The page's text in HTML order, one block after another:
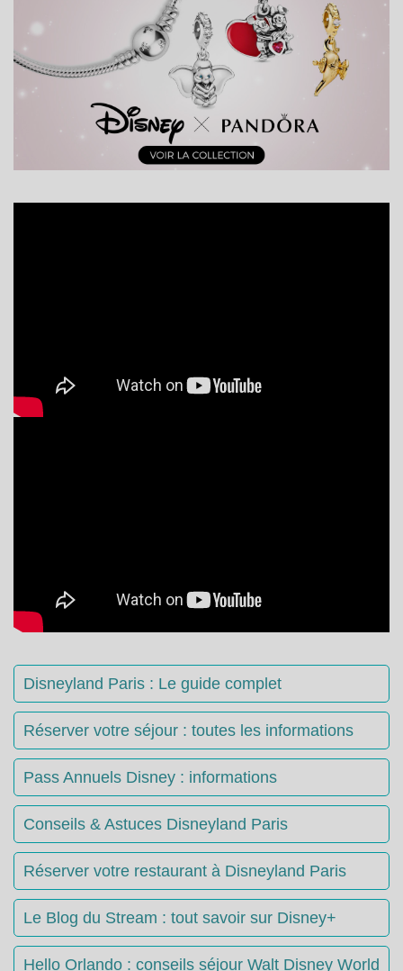
Disneyland Paris : Le guide complet
Réserver votre séjour : toutes les informations
Pass Annuels Disney : informations
Conseils & Astuces Disneyland Paris
Réserver votre restaurant à Disneyland Paris
Le Blog du Stream : tout savoir sur Disney+
Hello Orlando : conseils séjour Walt Disney World